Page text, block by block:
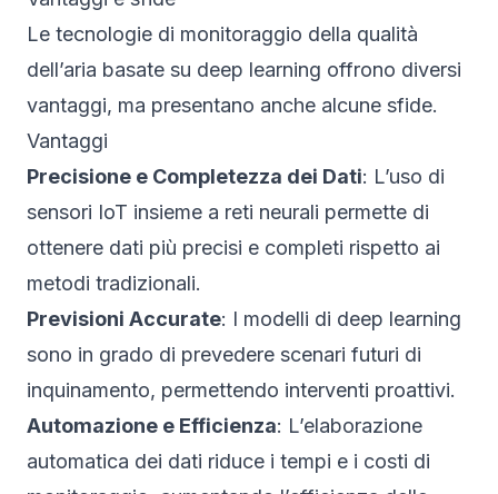
Le tecnologie di monitoraggio della qualità
dell’aria basate su deep learning offrono diversi
vantaggi, ma presentano anche alcune sfide.
Vantaggi
Precisione e Completezza dei Dati: L’uso di
sensori IoT insieme a reti neurali permette di
ottenere dati più precisi e completi rispetto ai
metodi tradizionali.
Previsioni Accurate: I modelli di deep learning
sono in grado di prevedere scenari futuri di
inquinamento, permettendo interventi proattivi.
Automazione e Efficienza: L’elaborazione
automatica dei dati riduce i tempi e i costi di